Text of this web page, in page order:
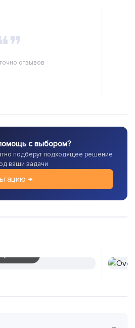
отзывов
с выбором?
подберут подходящее решение
ваши задачи
→